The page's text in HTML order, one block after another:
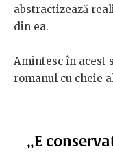
abstractizează
din ea.
Amintesc în acest
romanul cu cheie
„E